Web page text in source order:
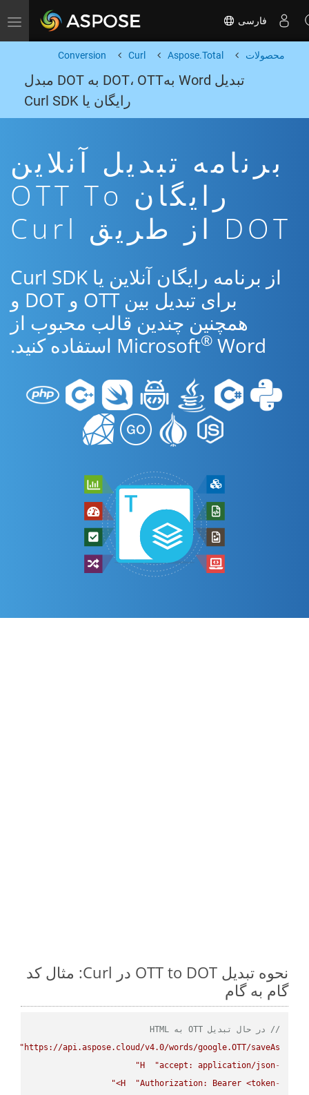
Toggle navigation فارسی
محصولات Aspose.Total
Curl
Conversion
تبدیل Word بهDOT، OTT به DOT مبدل
رایگان یا Curl SDK
برنامه تبدیل آنلاین
رایگان OTT To
DOT از طریق Curl
از برنامه رایگان آنلاین یا Curl SDK
برای تبدیل بین OTT و DOT و
همچنین چندین قالب محبوب از
Microsoft® Word استفاده کنید.
نحوه تبدیل OTT to DOT در Curl: مثال کد
گام به گام
// در حال تبدیل OTT به HTML
"https://api.aspose.cloud/v4.0/words/google.OTT/saveAs"
-
H
"accept: application/json"
-
H
"Authorization: Bearer <token>"